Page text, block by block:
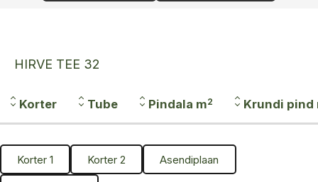
HIRVE TEE 32
Korter Tube Pindala m2 Krundi pind
Korter 1 Korter 2 Asendiplaan